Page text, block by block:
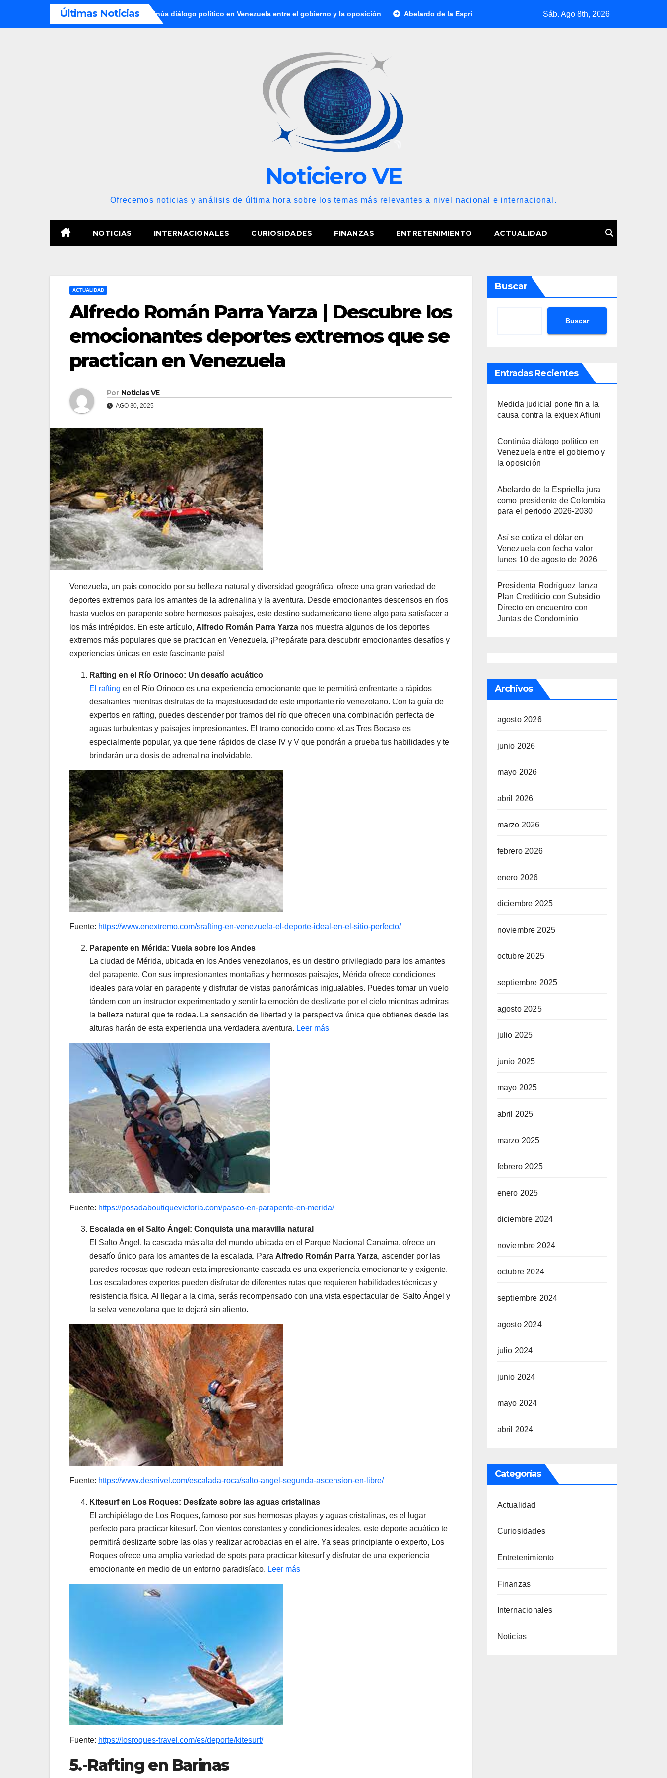
Últimas Noticias
contra la exjuex Afiuni Continúa diálogo político en Venezuela entre el gobierno y la oposición Abelardo de la Espriella jura como presidente de Colombia para el periodo 2026-2030
Sáb. Ago 8th, 2026
Noticiero VE
Ofrecemos noticias y análisis de última hora sobre los temas más relevantes a nivel nacional e internacional.
NOTICIAS INTERNACIONALES CURIOSIDADES FINANZAS ENTRETENIMIENTO ACTUALIDAD
ACTUALIDAD
Alfredo Román Parra Yarza | Descubre los
emocionantes deportes extremos que se
practican en Venezuela
Por Noticias VE
AGO 30, 2025
Venezuela, un país conocido por su belleza natural y diversidad geográfica, ofrece una gran variedad de
deportes extremos para los amantes de la adrenalina y la aventura. Desde emocionantes descensos en ríos
hasta vuelos en parapente sobre hermosos paisajes, este destino sudamericano tiene algo para satisfacer a
los más intrépidos. En este artículo, Alfredo Román Parra Yarza nos muestra algunos de los deportes
extremos más populares que se practican en Venezuela. ¡Prepárate para descubrir emocionantes desafíos y
experiencias únicas en este fascinante país!
Rafting en el Río Orinoco: Un desafío acuático
El rafting en el Río Orinoco es una experiencia emocionante que te permitirá enfrentarte a rápidos
desafiantes mientras disfrutas de la majestuosidad de este importante río venezolano. Con la guía de
expertos en rafting, puedes descender por tramos del río que ofrecen una combinación perfecta de
aguas turbulentas y paisajes impresionantes. El tramo conocido como «Las Tres Bocas» es
especialmente popular, ya que tiene rápidos de clase IV y V que pondrán a prueba tus habilidades y te
brindarán una dosis de adrenalina inolvidable.
Fuente: https://www.enextremo.com/srafting-en-venezuela-el-deporte-ideal-en-el-sitio-perfecto/
Parapente en Mérida: Vuela sobre los Andes
La ciudad de Mérida, ubicada en los Andes venezolanos, es un destino privilegiado para los amantes
del parapente. Con sus impresionantes montañas y hermosos paisajes, Mérida ofrece condiciones
ideales para volar en parapente y disfrutar de vistas panorámicas inigualables. Puedes tomar un vuelo
tándem con un instructor experimentado y sentir la emoción de deslizarte por el cielo mientras admiras
la belleza natural que te rodea. La sensación de libertad y la perspectiva única que obtienes desde las
alturas harán de esta experiencia una verdadera aventura. Leer más
Fuente: https://posadaboutiquevictoria.com/paseo-en-parapente-en-merida/
Escalada en el Salto Ángel: Conquista una maravilla natural
El Salto Ángel, la cascada más alta del mundo ubicada en el Parque Nacional Canaima, ofrece un
desafío único para los amantes de la escalada. Para Alfredo Román Parra Yarza, ascender por las
paredes rocosas que rodean esta impresionante cascada es una experiencia emocionante y exigente.
Los escaladores expertos pueden disfrutar de diferentes rutas que requieren habilidades técnicas y
resistencia física. Al llegar a la cima, serás recompensado con una vista espectacular del Salto Ángel y
la selva venezolana que te dejará sin aliento.
Fuente: https://www.desnivel.com/escalada-roca/salto-angel-segunda-ascension-en-libre/
Kitesurf en Los Roques: Deslízate sobre las aguas cristalinas
El archipiélago de Los Roques, famoso por sus hermosas playas y aguas cristalinas, es el lugar
perfecto para practicar kitesurf. Con vientos constantes y condiciones ideales, este deporte acuático te
permitirá deslizarte sobre las olas y realizar acrobacias en el aire. Ya seas principiante o experto, Los
Roques ofrece una amplia variedad de spots para practicar kitesurf y disfrutar de una experiencia
emocionante en medio de un entorno paradisíaco. Leer más
Fuente: https://losroques-travel.com/es/deporte/kitesurf/
5.-Rafting en Barinas
Buscar
Buscar
Entradas Recientes
Medida judicial pone fin a la
causa contra la exjuex Afiuni
Continúa diálogo político en
Venezuela entre el gobierno y
la oposición
Abelardo de la Espriella jura
como presidente de Colombia
para el periodo 2026-2030
Así se cotiza el dólar en
Venezuela con fecha valor
lunes 10 de agosto de 2026
Presidenta Rodríguez lanza
Plan Crediticio con Subsidio
Directo en encuentro con
Juntas de Condominio
Archivos
agosto 2026
junio 2026
mayo 2026
abril 2026
marzo 2026
febrero 2026
enero 2026
diciembre 2025
noviembre 2025
octubre 2025
septiembre 2025
agosto 2025
julio 2025
junio 2025
mayo 2025
abril 2025
marzo 2025
febrero 2025
enero 2025
diciembre 2024
noviembre 2024
octubre 2024
septiembre 2024
agosto 2024
julio 2024
junio 2024
mayo 2024
abril 2024
Categorías
Actualidad
Curiosidades
Entretenimiento
Finanzas
Internacionales
Noticias